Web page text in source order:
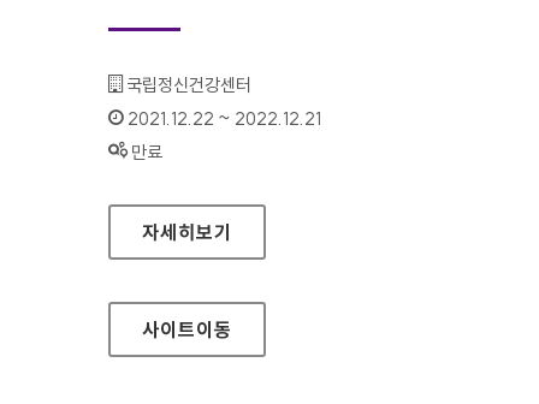
기관명 :
국립정신건강센터
인증기간 :
2021.12.22 ~ 2022.12.21
상태 :
만료
국립정신건강센터 의료부
자세히보기
사이트이동